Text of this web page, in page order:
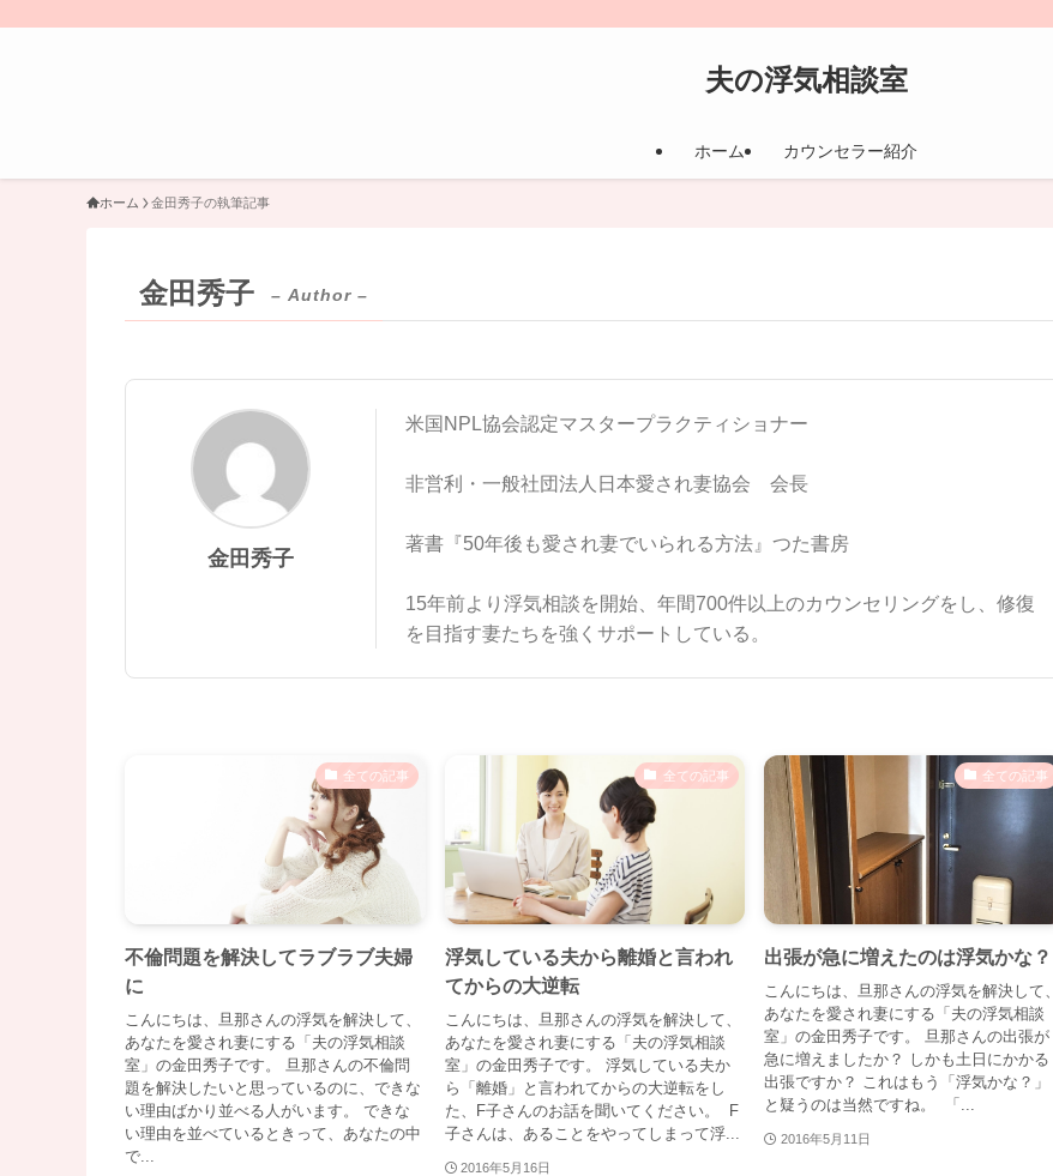
夫の浮気相談室
ホーム カウンセラー紹介
ホーム 金田秀子の執筆記事
金田秀子 – Author –
金田秀子
米国NPL協会認定マスタープラクティショナー
非営利・一般社団法人日本愛され妻協会 会長
著書『50年後も愛され妻でいられる方法』つた書房
15年前より浮気相談を開始、年間700件以上のカウンセリングをし、修復
を目指す妻たちを強くサポートしている。
全ての記事
不倫問題を解決してラブラブ夫婦
に
こんにちは、旦那さんの浮気を解決して、
あなたを愛され妻にする「夫の浮気相談
室」の金田秀子です。 旦那さんの不倫問
題を解決したいと思っているのに、できな
い理由ばかり並べる人がいます。 できな
い理由を並べているときって、あなたの中
で...
全ての記事
浮気している夫から離婚と言われ
てからの大逆転
こんにちは、旦那さんの浮気を解決して、
あなたを愛され妻にする「夫の浮気相談
室」の金田秀子です。 浮気している夫か
ら「離婚」と言われてからの大逆転をし
た、F子さんのお話を聞いてください。 F
子さんは、あることをやってしまって浮...
2016年5月16日
全ての記事
出張が急に増えたのは浮気かな？
こんにちは、旦那さんの浮気を解決して、
あなたを愛され妻にする「夫の浮気相談
室」の金田秀子です。 旦那さんの出張が
急に増えましたか？ しかも土日にかかる
出張ですか？ これはもう「浮気かな？」
と疑うのは当然ですね。 「...
2016年5月11日